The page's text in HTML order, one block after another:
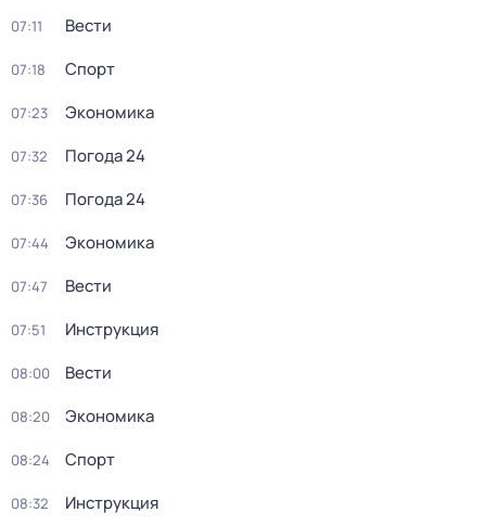
07:11 Вести
07:18 Спорт
07:23 Экономика
07:32 Погода 24
07:36 Погода 24
07:44 Экономика
07:47 Вести
07:51 Инструкция
08:00 Вести
08:20 Экономика
08:24 Спорт
08:32 Инструкция